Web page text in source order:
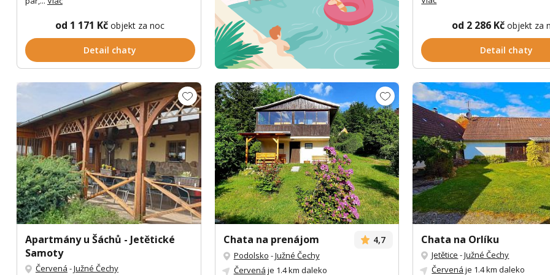
od 1 171 Kčobjekt za noc
Detail chaty
od 2 286 Kč objekt za
Detail chaty
Apartmány u Šáchů - Jetětické
Samoty
Červená -Južné Čechy
Chata na prenájom 4,7
Podolsko -Južné Čechy
Červená je 1.4 km daleko
Chata na Orlíku
Jetětice -Južné Čechy
Červená je 1.4 km daleko